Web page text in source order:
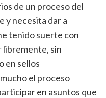
de un proceso del
y necesita dar a
tenido suerte con
libremente, sin
en sellos
el proceso
en asuntos que